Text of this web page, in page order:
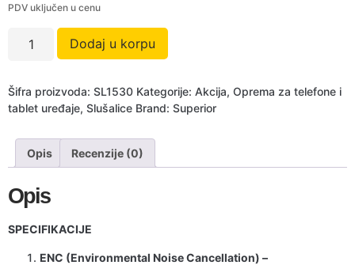
PDV uključen u cenu
Dodaj u korpu
Šifra proizvoda: SL1530 Kategorije: Akcija, Oprema za telefone i
tablet uređaje, Slušalice Brand: Superior
Opis Recenzije (0)
Opis
SPECIFIKACIJE
ENC (Environmental Noise Cancellation) –